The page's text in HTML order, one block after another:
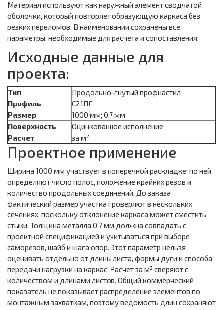
Материал используют как наружный элемент сводчатой
оболочки, который повторяет образующую каркаса без
резких переломов. В наименовании сохранены все
параметры, необходимые для расчета и сопоставления.
Исходные данные для
проекта:
Тип
Продольно-гнутый профнастил
Профиль
С21ПГ
Размер
1000 мм; 0,7 мм
Поверхность
Оцинкованное исполнение
Расчет
за м²
Проектное применение
Ширина 1000 мм участвует в поперечной раскладке: по ней
определяют число полос, положение крайних резов и
количество продольных соединений. До заказа
фактический размер участка проверяют в нескольких
сечениях, поскольку отклонение каркаса может сместить
стыки. Толщина металла 0,7 мм должна совпадать с
проектной спецификацией и учитываться при выборе
саморезов, шайб и шага опор. Этот параметр нельзя
оценивать отдельно от длины листа, формы дуги и способа
передачи нагрузки на каркас. Расчет за м² сверяют с
количеством и длинами листов. Общий коммерческий
показатель не показывает распределение элементов по
монтажным захваткам, поэтому ведомость длин сохраняют